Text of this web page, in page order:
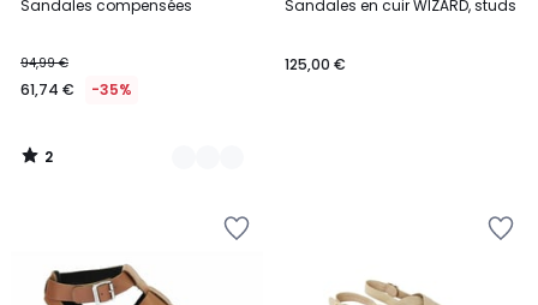
Sandales compensées
94,99 €
61,74 € -35%
/
Couleurs
2
/
Sandales en cuir WIZARD, studs
125,00 €